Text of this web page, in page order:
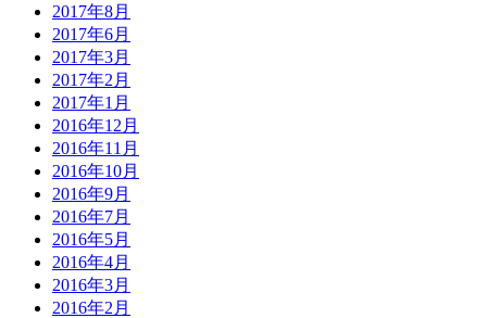
2017年8月
2017年6月
2017年3月
2017年2月
2017年1月
2016年12月
2016年11月
2016年10月
2016年9月
2016年7月
2016年5月
2016年4月
2016年3月
2016年2月